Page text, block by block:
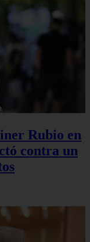
Rubio en
contra un